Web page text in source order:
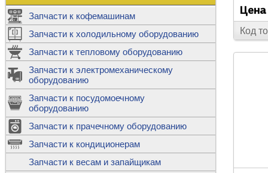
Запчасти к кофемашинам
Запчасти к холодильному оборудованию
Запчасти к тепловому оборудованию
Запчасти к электромеханическому
оборудованию
Запчасти к посудомоечному
оборудованию
Запчасти к прачечному оборудованию
Запчасти к кондиционерам
Запчасти к весам и запайщикам
Цена
Код